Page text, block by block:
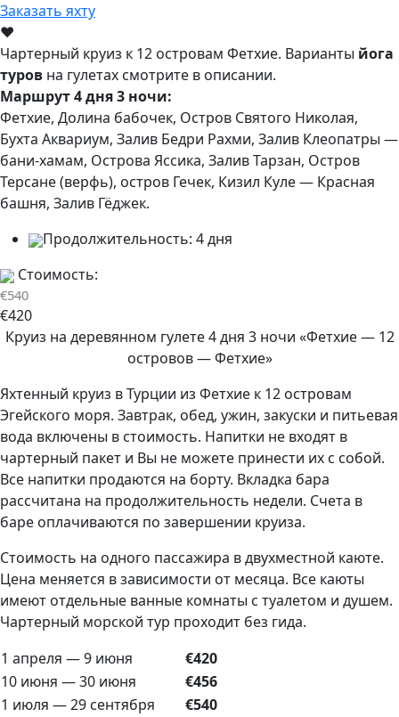
Заказать яхту
♥
Чартерный круиз к 12 островам Фетхие. Варианты йога
туров на гулетах смотрите в описании.
Маршрут 4 дня 3 ночи:
Фетхие, Долина бабочек, Остров Святого Николая,
Бухта Аквариум, Залив Бедри Рахми, Залив Клеопатры —
бани-хамам, Острова Яссика, Залив Тарзан, Остров
Терсане (верфь), остров Гечек, Кизил Куле — Красная
башня, Залив Гёджек.
Продолжительность: 4 дня
Стоимость:
€540
€420
Круиз на деревянном гулете 4 дня 3 ночи «Фетхие — 12
островов — Фетхие»
Яхтенный круиз в Турции из Фетхие к 12 островам
Эгейского моря. Завтрак, обед, ужин, закуски и питьевая
вода включены в стоимость. Напитки не входят в
чартерный пакет и Вы не можете принести их с собой.
Все напитки продаются на борту. Вкладка бара
рассчитана на продолжительность недели. Счета в
баре оплачиваются по завершении круиза.
Стоимость на одного пассажира в двухместной каюте.
Цена меняется в зависимости от месяца. Все каюты
имеют отдельные ванные комнаты с туалетом и душем.
Чартерный морской тур проходит без гида.
1 апреля — 9 июня
€420
10 июня — 30 июня
€456
1 июля — 29 сентября
€540